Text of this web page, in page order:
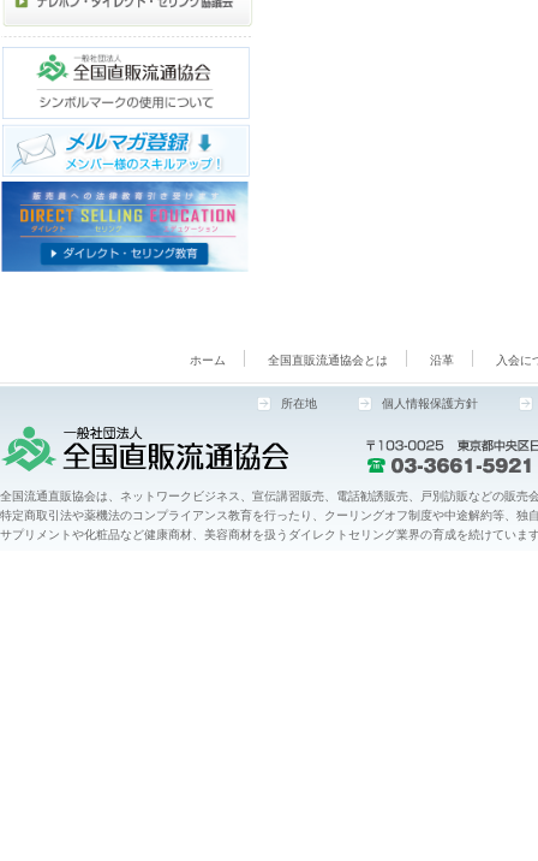
ホーム 全国直販流通協会とは 沿革 入会に
所在地 個人情報保護方針
全国流通直販協会は、ネットワークビジネス、宣伝講習販売、電話勧誘販売、戸別訪販などの販売
特定商取引法や薬機法のコンプライアンス教育を行ったり、クーリングオフ制度や中途解約等、
サプリメントや化粧品など健康商材、美容商材を扱うダイレクトセリング業界の育成を続けていま